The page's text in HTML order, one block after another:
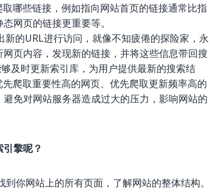
哪些链接，例如指向网站首页的链接通常比指
网页的链接更重要等。
的URL进行访问，就像不知疲倦的探险家，永
页内容，发现新的链接，并将这些信息带回搜
及时更新索引库，为用户提供最新的搜索结
爬取重要性高的网页、优先爬取更新频率高的
免对网站服务器造成过大的压力，影响网站的
擎呢？
你网站上的所有页面，了解网站的整体结构。